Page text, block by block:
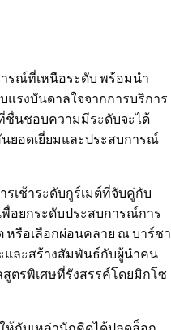
ารณ์ที่เหนือระดับ พร้อมนำ
รงบันดาลใจจากการบริการ
ชื่นชอบความมีระดับจะได้
ยอดเยี่ยมและประสบการณ์
รเช้าระดับกูร์เมต์ที่จับคู่กับ
อยกระดับประสบการณ์การ
หรือเลือกผ่อนคลาย ณ บาร์ชา
และสร้างสัมพันธ์กับผู้นำคน
สูตรพิเศษที่รังสรรค์โดยมิกโซ